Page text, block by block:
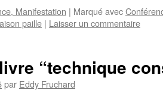
Manifestation | Marqué avec
paille | Laisser un commentaire
“technique
par Eddy Fruchard